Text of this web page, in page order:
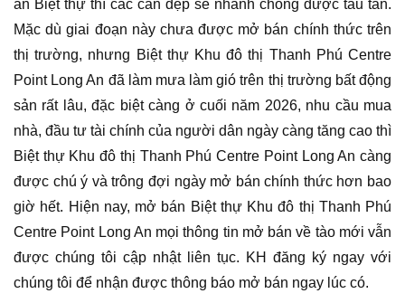
án Biệt thự thì các căn đẹp sẽ nhanh chóng được tẩu tán.
Mặc dù giai đoạn này chưa được mở bán chính thức trên
thị trường, nhưng Biệt thự Khu đô thị Thanh Phú Centre
Point Long An đã làm mưa làm gió trên thị trường bất động
sản rất lâu, đặc biệt càng ở cuối năm 2026, nhu cầu mua
nhà, đầu tư tài chính của người dân ngày càng tăng cao thì
Biệt thự Khu đô thị Thanh Phú Centre Point Long An càng
được chú ý và trông đợi ngày mở bán chính thức hơn bao
giờ hết. Hiện nay, mở bán Biệt thự Khu đô thị Thanh Phú
Centre Point Long An mọi thông tin mở bán về tào mới vẫn
được chúng tôi cập nhật liên tục. KH đăng ký ngay với
chúng tôi để nhận được thông báo mở bán ngay lúc có.